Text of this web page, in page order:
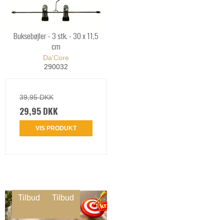
Buksebøjler - 3 stk. - 30 x 11,5
cm
Da'Core
290032
39,95 DKK
29,95 DKK
VIS PRODUKT
Tilbud Tilbud